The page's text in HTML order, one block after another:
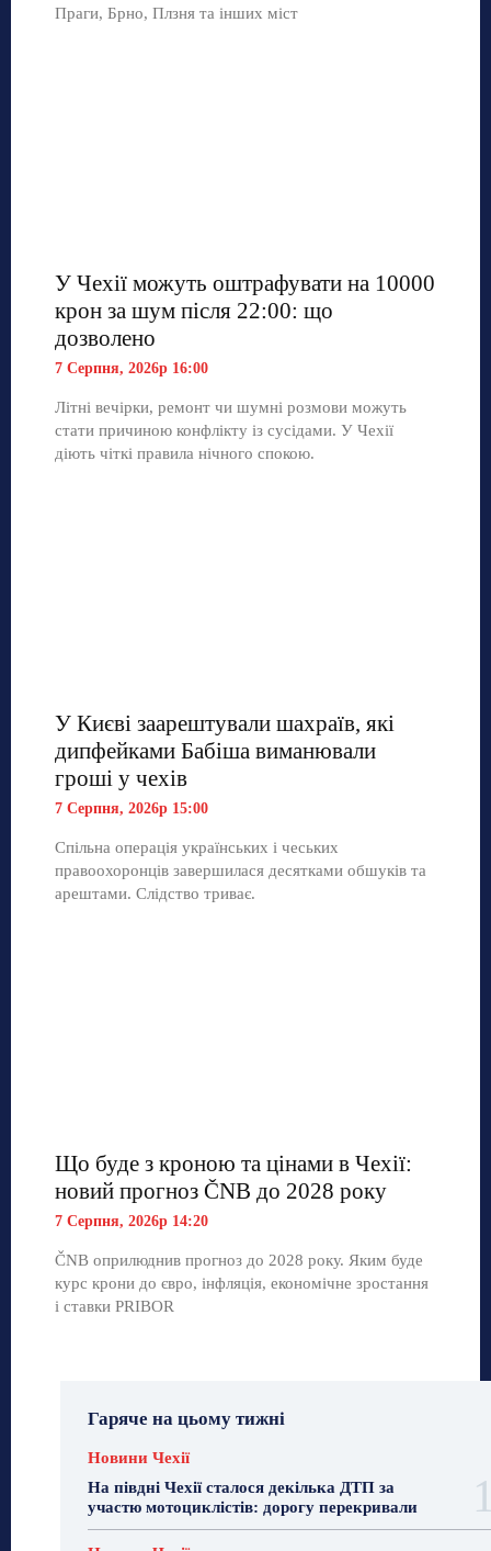
Праги, Брно, Плзня та інших міст
У Чехії можуть оштрафувати на 10000
крон за шум після 22:00: що
дозволено
7 Серпня, 2026р 16:00
Літні вечірки, ремонт чи шумні розмови можуть
стати причиною конфлікту із сусідами. У Чехії
діють чіткі правила нічного спокою.
У Києві заарештували шахраїв, які
дипфейками Бабіша виманювали
гроші у чехів
7 Серпня, 2026р 15:00
Спільна операція українських і чеських
правоохоронців завершилася десятками обшуків та
арештами. Слідство триває.
Що буде з кроною та цінами в Чехії:
новий прогноз ČNB до 2028 року
7 Серпня, 2026р 14:20
ČNB оприлюднив прогноз до 2028 року. Яким буде
курс крони до євро, інфляція, економічне зростання
і ставки PRIBOR
Гаряче на цьому тижні
Новини Чехії
На півдні Чехії сталося декілька ДТП за
участю мотоциклістів: дорогу перекривали